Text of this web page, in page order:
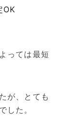
OK
っては最短
が、とても
した。